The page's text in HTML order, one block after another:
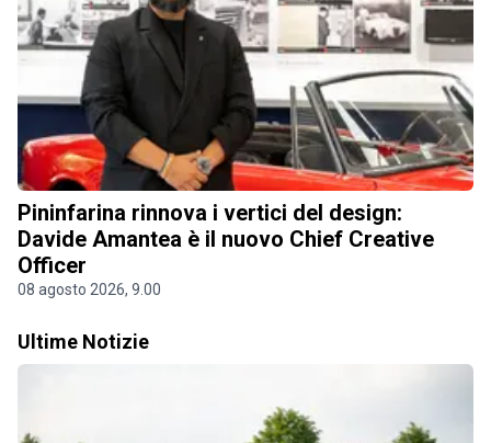
Pininfarina rinnova i vertici del design:
Davide Amantea è il nuovo Chief Creative
Officer
08 agosto 2026, 9.00
Ultime Notizie